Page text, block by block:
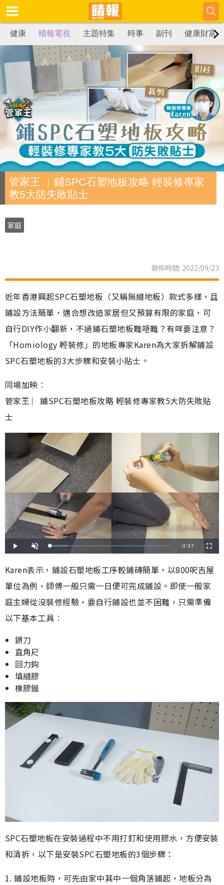
健康 晴報電視 主題特集 時事 副刊 健康財富
管家王 ︳鋪SPC石塑地板攻略 輕裝修專家
教5大防失敗貼士
家庭
發佈時間: 2022/09/23
近年香港興起SPC石塑地板（又稱無縫地板）款式多樣，且
鋪設方法簡單，適合想改造家居但又預算有限的家庭，可
自行DIY作小翻新，不過鋪石塑地板難唔難？有咩要注意？
「Homiology 輕裝修」的地板專家Karen為大家拆解鋪設
SPC石塑地板的3大步驟和安裝小貼士。
同場加映︰
管家王 ︳鋪SPC石塑地板攻略 輕裝修專家教5大防失敗貼
士
播
放
開
啟
載
入
:
1
.
9
%
剩
間
-3:37
全
螢
Karen表示，鋪設石塑地板工序較鋪磚簡單，以800呎吉屋
單位為例，師傅一般只需一日便可完成鋪設。即使一般家
庭主婦從沒裝修經驗，要自行鋪設也並不困難，只需準備
以下基本工具︰
鎅刀
直角尺
回力鈎
填縫膠
橡膠鎚
SPC石塑地板在安裝過程中不用打釘和使用膠水，方便安裝
和清拆，以下是安裝SPC石塑地板的3個步驟：
1. 鋪設地板時，可先由家中其中一個角落鋪起，地板分為